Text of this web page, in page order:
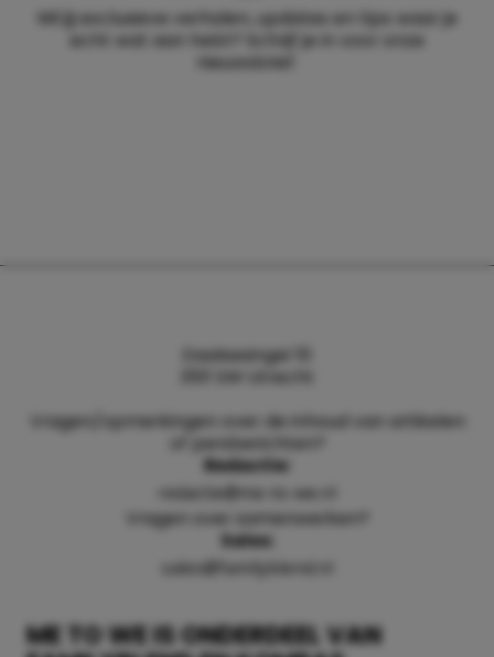
Wil jij exclusieve verhalen, updates en tips waar je
echt wat aan hebt? Schrijf je in voor onze
nieuwsbrief.
ME TO WE IS ONDERDEEL VAN
Daalsesingel 51
3511 SW Utrecht
Vragen/opmerkingen over de inhoud van artikelen
of persberichten?
Redactie:
redactie@me-to-we.nl
Vragen over samenwerken?
Sales:
sales@familyblend.nl